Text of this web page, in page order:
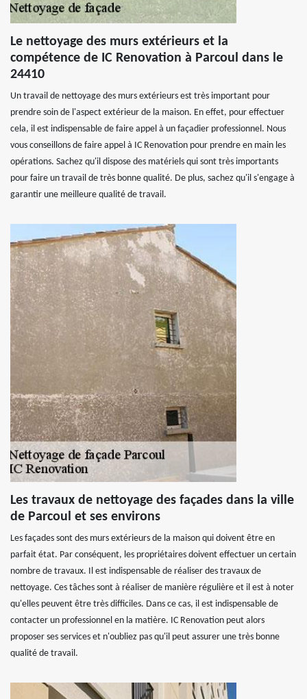
Le nettoyage des murs extérieurs et la
compétence de IC Renovation à Parcoul dans le
24410
Un travail de nettoyage des murs extérieurs est très important pour
prendre soin de l'aspect extérieur de la maison. En effet, pour effectuer
cela, il est indispensable de faire appel à un façadier professionnel. Nous
vous conseillons de faire appel à IC Renovation pour prendre en main les
opérations. Sachez qu'il dispose des matériels qui sont très importants
pour faire un travail de très bonne qualité. De plus, sachez qu'il s'engage à
garantir une meilleure qualité de travail.
Les travaux de nettoyage des façades dans la ville
de Parcoul et ses environs
Les façades sont des murs extérieurs de la maison qui doivent être en
parfait état. Par conséquent, les propriétaires doivent effectuer un certain
nombre de travaux. Il est indispensable de réaliser des travaux de
nettoyage. Ces tâches sont à réaliser de manière régulière et il est à noter
qu'elles peuvent être très difficiles. Dans ce cas, il est indispensable de
contacter un professionnel en la matière. IC Renovation peut alors
proposer ses services et n'oubliez pas qu'il peut assurer une très bonne
qualité de travail.